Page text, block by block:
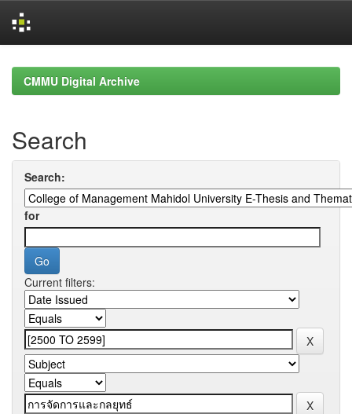
navigationCMMU Digital Archive
Search
Search:
for
Current filters: